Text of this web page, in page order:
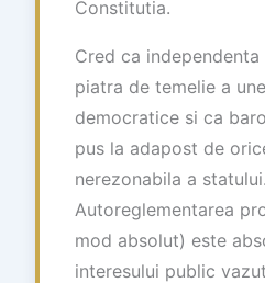
Constitutia.
Cred ca
piatra de temelie a
democratice si ca
pus la adapost de
nerezonabila a statului.
Autoreglementarea
mod absolut) este
interesului public